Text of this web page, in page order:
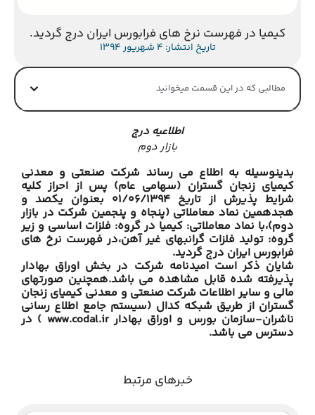
کیمیا در فهرست نرخ های فرابورس ایران درج گردید.
تاریخ انتشار: 4 شهریور 1394
مطالبی که در این قسمت میخوانید
اطلاعیه درج
بازار دوم
بدینوسیله به اطلاع می رساند شرکت صنعتی و معدنی
کیمیای زنجان گستران (سهامی عام) پس از احراز کلیه
شرایط پذیرش از تاریخ 01/06/1394 بعنوان یکصد و
هجدهمین نماد معاملاتی (پنجاه و پنجمین شرکت در بازار
دوم)،با نماد معاملاتی: کیمیا در گروه: فلزات اساسی و زیر
گروه: تولید فلزات گرانبهای غیر آهن،در فهرست نرخ های
فرابورس ایران درج گردید.
شایان ذکر است امیدنامه شرکت در بخش اوراق بهادار
پذیرفته شده قابل مشاهده می باشد.همچنین صورتهای
مالی و سایر اطلاعات شرکت صنعتی و معدنی کیمیای زنجان
گستران از طریق شبکه کدال (سیستم جامع اطلاع رسانی
ناشران-سازمان بورس و اوراق بهادار www.codal.ir ) در
دسترس می باشد.
خبرهای مرتبط